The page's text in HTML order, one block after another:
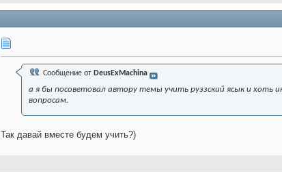
Сообщение от DeusExMachina
а я бы посоветовал автору темы учить руззский ясык и хоть
вопросам.
Так давай вместе будем учить?)